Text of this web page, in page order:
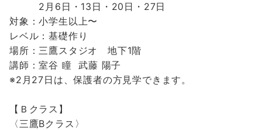
2月6日・13日・20日・27日
対象：小学生以上〜
レベル：基礎作り
場所：三鷹スタジオ 地下1階
講師：室谷 瞳 武藤 陽子
※2月27日は、保護者の方見学できます。
【Ｂクラス】
〈三鷹Bクラス〉